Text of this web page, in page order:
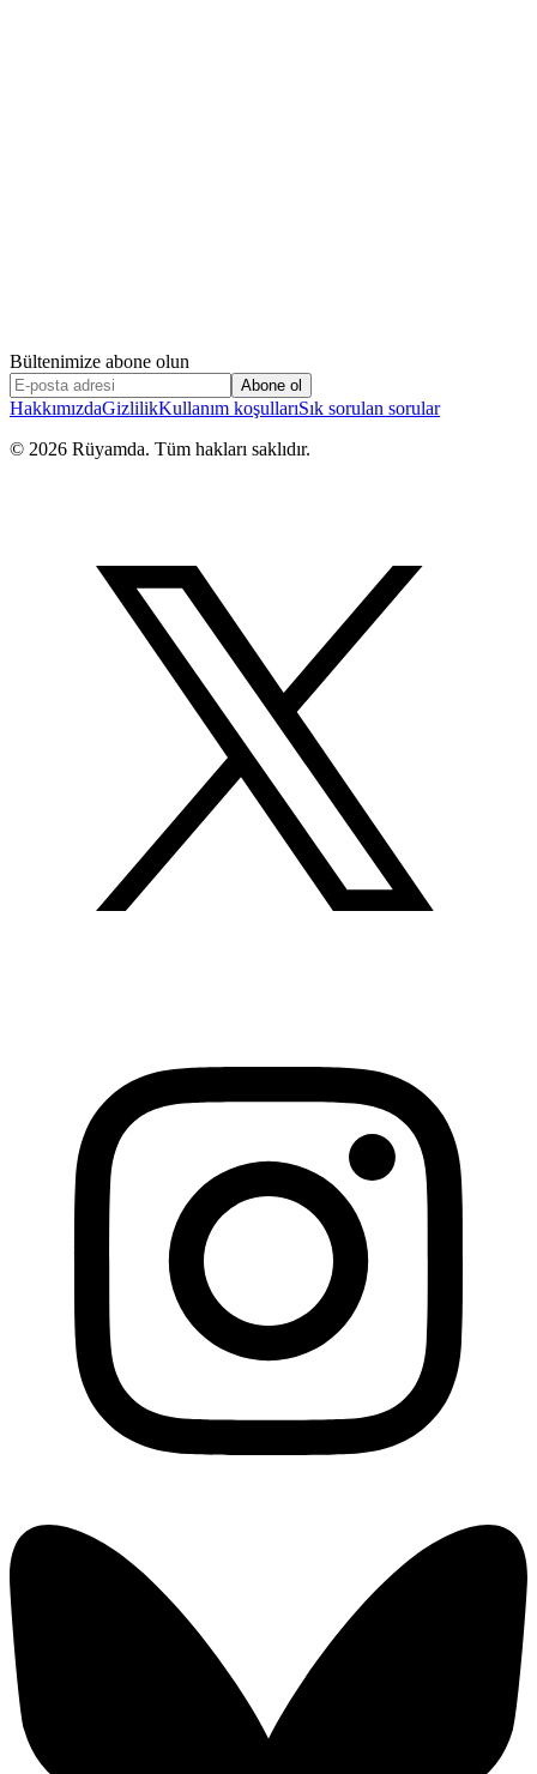
Bültenimize abone olun
Abone ol
HakkımızdaGizlilikKullanım koşullarıSık sorulan sorular
© 2026 Rüyamda. Tüm hakları saklıdır.